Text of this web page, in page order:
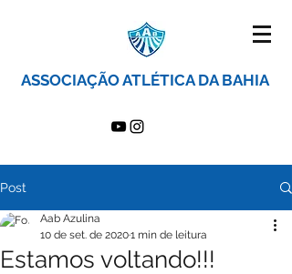
ASSOCIAÇÃO ATLÉTICA DA BAHIA
Post
Estamos voltando!!!
Aab Azulina
10 de set. de 20201 min de leitura